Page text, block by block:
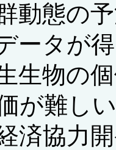
動態の
ータが
生物の
が難し
済協力